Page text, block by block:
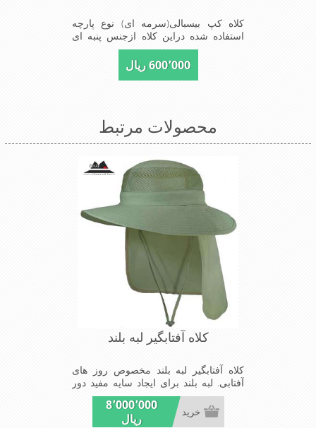
کلاه کپ بیسبالی(سرمه ای) نوع پارچه
استفاده شده دراین کلاه ازجنس پنبه ای
است ونقاب که مناسب این شکل ازکلاه
است شیک ومناسب افرادخوش پوش
جنس عالی,دوخت مناسب,سبکی,خوش
600٬000 ریال
محصولات مرتبط
کلاه آفتابگیر لبه بلند
کلاه آفتابگیر لبه بلند مخصوص روز های
آفتابی. لبه بلند برای ایجاد سایه مفید دور
سر. پارچه نخی و عرق گیر. خنک کننده
سر. کاملا سبک و راحت8٬000٬000
ریال
خرید